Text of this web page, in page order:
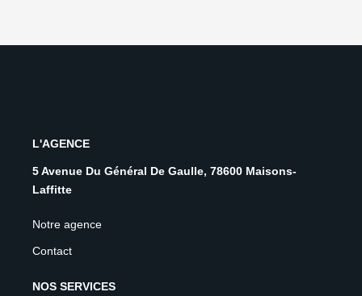
L'AGENCE
5 Avenue Du Général De Gaulle, 78600 Maisons-
Laffitte
Notre agence
Contact
NOS SERVICES